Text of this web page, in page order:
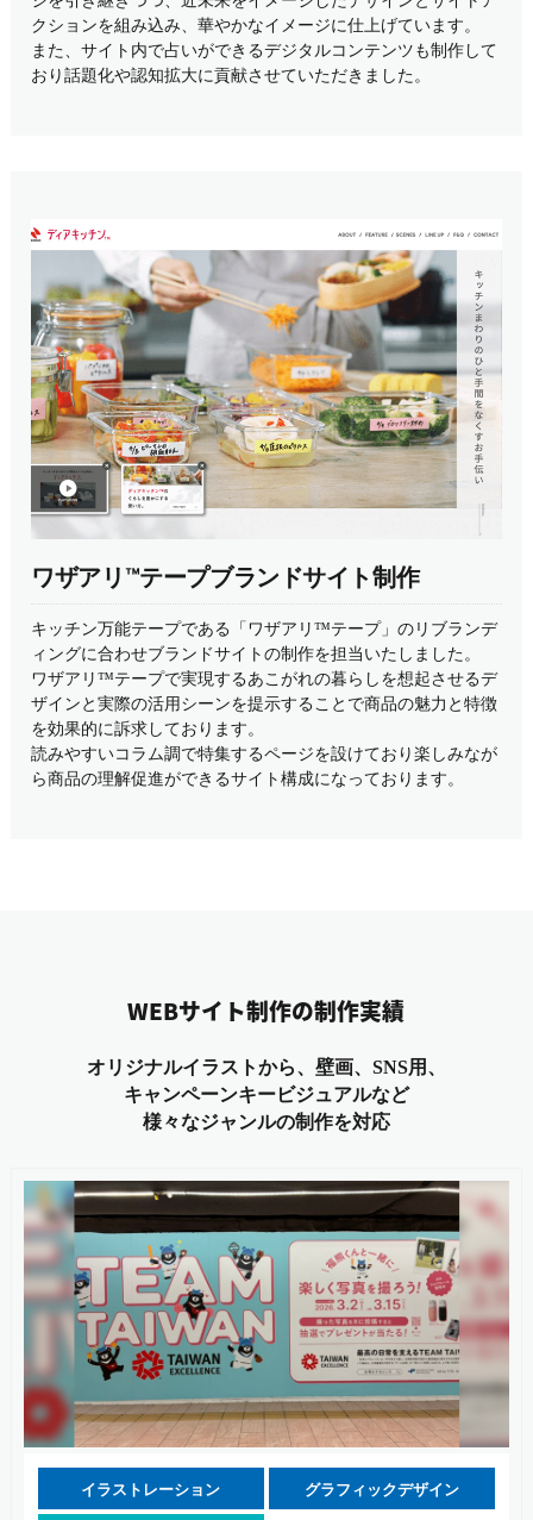
クションを組み込み、華やかなイメージに仕上げています。
また、サイト内で占いができるデジタルコンテンツも制作して
おり話題化や認知拡大に貢献させていただきました。
ワザアリ™テープブランドサイト制作
キッチン万能テープである「ワザアリ™テープ」のリブランデ
ィングに合わせブランドサイトの制作を担当いたしました。
ワザアリ™テープで実現するあこがれの暮らしを想起させるデ
ザインと実際の活用シーンを提示することで商品の魅力と特徴
を効果的に訴求しております。
読みやすいコラム調で特集するページを設けており楽しみなが
ら商品の理解促進ができるサイト構成になっております。
WEBサイト制作の制作実績
オリジナルイラストから、壁画、SNS用、
キャンペーンキービジュアルなど
様々なジャンルの制作を対応
イラストレーション
グラフィックデザイン